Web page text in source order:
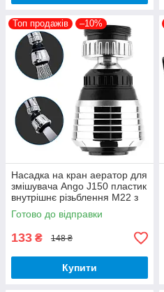
Топ продажів –10%
Насадка на кран аератор для
змішувача Ango J150 пластик
внутрішнє різьблення М22 з
перехідником на М24
Готово до відправки
133 ₴ 148 ₴
Купити